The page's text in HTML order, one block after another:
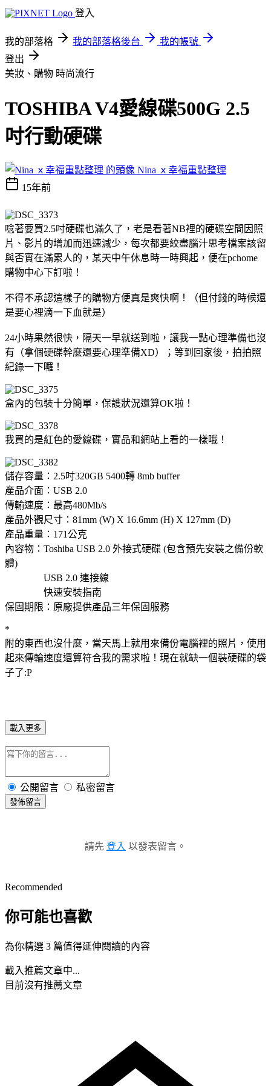
登入
我的部落格 我的部落格後台
我的帳號
登出
美妝、購物 時尚流行
TOSHIBA V4愛線碟500G 2.5
吋行動硬碟
Nina ｘ幸福重點整理
15年前
唸著要買2.5吋硬碟也滿久了，老是看著NB裡的硬碟空間因照
片、影片的增加而迅速減少，每次都要絞盡腦汁思考檔案該留
與否實在滿累人的，某天中午休息時一時興起，便在pchome
購物中心下訂啦！
不得不承認這樣子的購物方便真是爽快啊！（但付錢的時候還
是要心裡滴一下血就是）
24小時果然很快，隔天一早就送到啦，讓我一點心理準備也沒
有（拿個硬碟幹麼還要心理準備XD）；等到回家後，拍拍照
紀錄一下囉！
盒內的包裝十分簡單，保護狀況還算OK啦！
我買的是紅色的愛線碟，實品和網站上看的一樣哦！
儲存容量：2.5吋320GB 5400轉 8mb buffer
產品介面：USB 2.0
傳輸速度：最高480Mb/s
產品外觀尺寸：81mm (W) X 16.6mm (H) X 127mm (D)
產品重量：171公克
內容物：Toshiba USB 2.0 外接式硬碟 (包含預先安裝之備份軟
體)
USB 2.0 連接線
快速安裝指南
保固期限：原廠提供產品三年保固服務
*
附的東西也沒什麼，當天馬上就用來備份電腦裡的照片，使用
起來傳輪速度還算符合我的需求啦！現在就缺一個裝硬碟的袋
子了:P
載入更多
公開留言 私密留言
發佈留言
請先 登入 以發表留言。
Recommended
你可能也喜歡
為你精選 3 篇值得延伸閱讀的內容
載入推薦文章中...
目前沒有推薦文章